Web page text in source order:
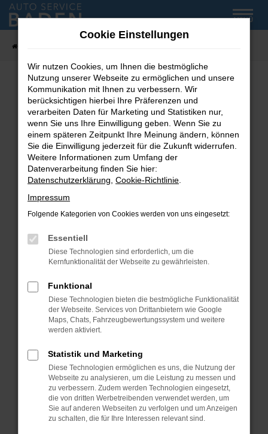
Zum
Hauptinhalt
MENÜ
Fehler: Network Error
Beim Laden ist ein Fehler aufgetreten.
Hier sind ein paar Tipps, die dir helfen können:
Überprüfe deine Firewall und deine
Internetverbindung.
Laden andere Webseiten, zum Beispiel deine
Suchmaschine?
Prüfe deine Browsererweiterungen.
können das Laden bestimmter Seiten
verhindern. Funktioniert die Seite in einem
Fenster?
Starte dein Gerät neu.
Das kann manchmal helfen, vorübergehende
Probleme zu beheben.
Betriebssystem auf dem neuesten Stand
sind.
Veraltete Software birgt nicht nur ein
Sicherheitsrisiko, sondern kann auch dazu
führen, dass bestimmte Funktionen nicht mehr
unterstützt werden.
Cookie Einstellungen
Wir nutzen Cookies, um Ihnen die bestmögliche
Nutzung unserer Webseite zu ermöglichen und unsere
Kommunikation mit Ihnen zu verbessern. Wir
berücksichtigen hierbei Ihre Präferenzen und
verarbeiten Daten für Marketing und Statistiken nur,
wenn Sie uns Ihre Einwilligung geben. Wenn Sie zu
einem späteren Zeitpunkt Ihre Meinung ändern, können
Sie die Einwilligung jederzeit für die Zukunft widerrufen.
Weitere Informationen zum Umfang der
Datenverarbeitung finden Sie hier:
Datenschutzerklärung Cookie-Richtlinie
Impressum
Folgende Kategorien von Cookies werden von uns eingesetzt:
Essentiell
Diese Technologien sind erforderlich, um die
Kernfunktionalität der Webseite zu gewährleisten.
Funktional
Diese Technologien bieten die bestmögliche Funktionalität
der Webseite. Services von Drittanbietern wie Google
Maps, Chats, Fahrzeugbewertungssystem und weitere
werden aktiviert.
Statistik und Marketing
Diese Technologien ermöglichen es uns, die Nutzung der
Webseite zu analysieren, um die Leistung zu messen und
zu verbessern. Zudem werden Technologien eingesetzt,
die von dritten Werbetreibenden verwendet werden, um
Sie auf anderen Webseiten zu verfolgen und um Anzeigen
zu schalten, die für Ihre Interessen relevant sind.